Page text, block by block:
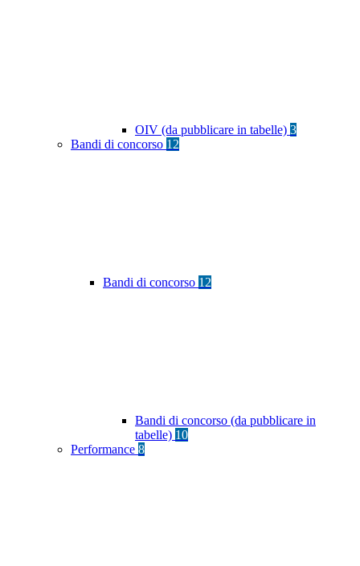
OIV (da pubblicare in tabelle) 3
Bandi di concorso 12
Bandi di concorso 12
Bandi di concorso (da pubblicare in
tabelle) 10
Performance 8